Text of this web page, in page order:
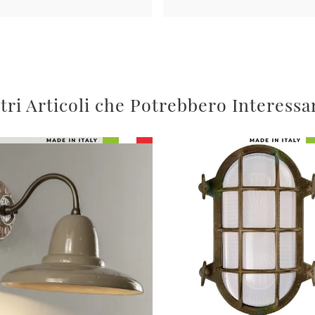
Articoli che Potrebbero